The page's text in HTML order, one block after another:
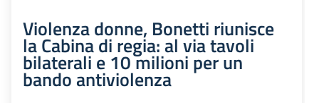
Violenza donne, Bonetti riunisce
la Cabina di regia: al via tavoli
bilaterali e 10 milioni per un
bando antiviolenza